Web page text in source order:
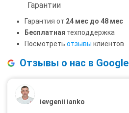
Гарантии
Гарантия от 24 мес до 48 мес
Бесплатная техподдержка
Посмотреть отзывы клиентов
Отзывы о нас в Google
ievgenii ianko